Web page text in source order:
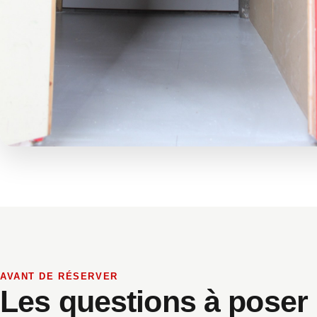
AVANT DE RÉSERVER
Les questions à poser